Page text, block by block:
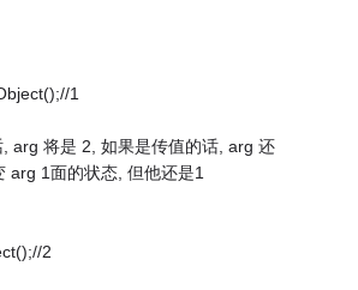
1
arg 将是 2, 如果是传值的话, arg 还
arg 1面的状态, 但他还是1
2